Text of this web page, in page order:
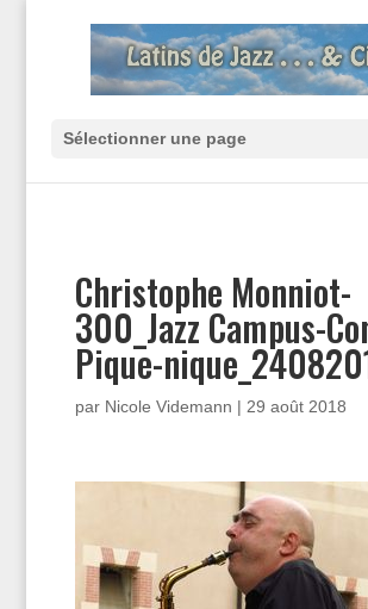
Sélectionner une page
Christophe Monniot-
300_Jazz Campus-
Pique-
par Nicole Videmann | 29 août 2018